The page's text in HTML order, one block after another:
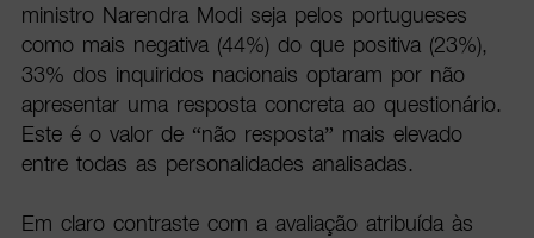
ministro Narendra Modi seja pelos portugueses
como mais negativa (44%) do que positiva (23%),
33% dos inquiridos nacionais optaram por não
apresentar uma resposta concreta ao questionário.
Este é o valor de “não resposta” mais elevado
entre todas as personalidades analisadas.
Em claro contraste com a avaliação atribuída às